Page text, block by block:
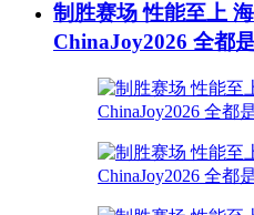
制胜赛场 性能至上
ChinaJoy2026 全都